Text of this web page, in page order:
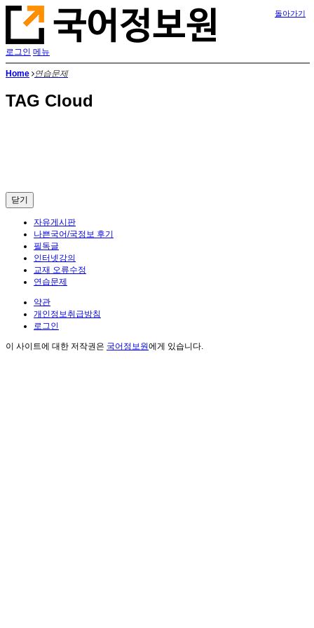
로그인 메뉴
Home 연습문제
돌아가기
TAG Cloud
닫기
자유게시판
나쁜국어/국정보 후기
필독글
인터넷강의
교재 오류수정
연습문제
약관
개인정보취급방침
로그인
이 사이트에 대한 저작권은 국어정보원에게 있습니다.